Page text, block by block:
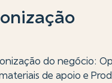
do negócio:
de apoio e